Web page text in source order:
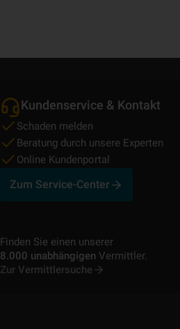
Kundenservice & Kontakt
Schaden melden
Beratung durch unsere Experten
Online Kundenportal
Zum Service-Center
Finden Sie einen unserer
8.000 unabhängigen Vermittler.
Zur Vermittlersuche